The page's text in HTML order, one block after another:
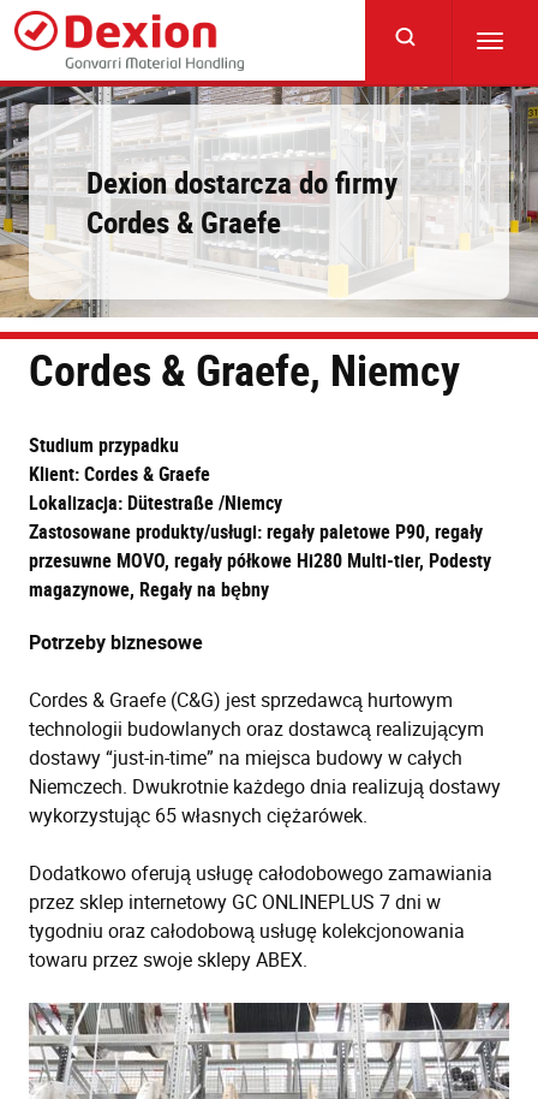
Skip
main
content
Dexion dostarcza do firmy
Cordes & Graefe
Cordes & Graefe, Niemcy
Studium przypadku
Klient: Cordes & Graefe
Lokalizacja: Dütestraße /Niemcy
Zastosowane produkty/usługi: regały paletowe P90, regały
przesuwne MOVO, regały półkowe Hi280 Multi-tier, Podesty
magazynowe, Regały na bębny
Potrzeby biznesowe
Cordes & Graefe (C&G) jest sprzedawcą hurtowym
technologii budowlanych oraz dostawcą realizującym
dostawy “just-in-time” na miejsca budowy w całych
Niemczech. Dwukrotnie każdego dnia realizują dostawy
wykorzystując 65 własnych ciężarówek.
Dodatkowo oferują usługę całodobowego zamawiania
przez sklep internetowy GC ONLINEPLUS 7 dni w
tygodniu oraz całodobową usługę kolekcjonowania
towaru przez swoje sklepy ABEX.